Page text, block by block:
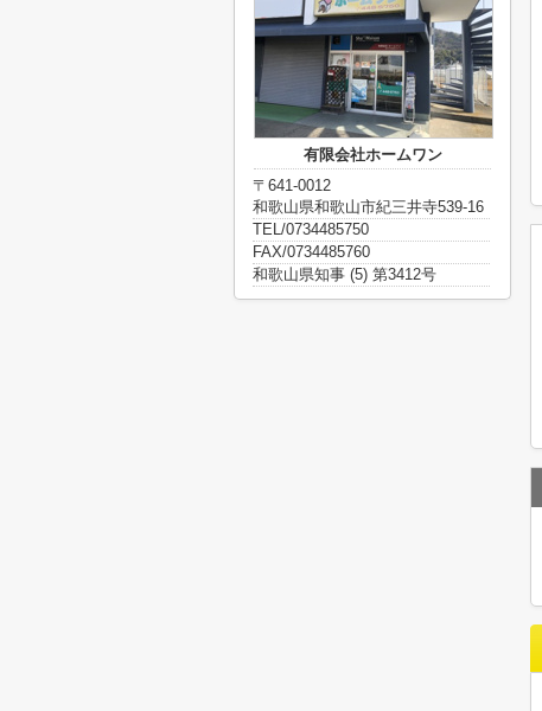
有限会社ホームワン
〒641-0012
和歌山県和歌山市紀三井寺539-16
TEL/0734485750
FAX/0734485760
和歌山県知事 (5) 第3412号